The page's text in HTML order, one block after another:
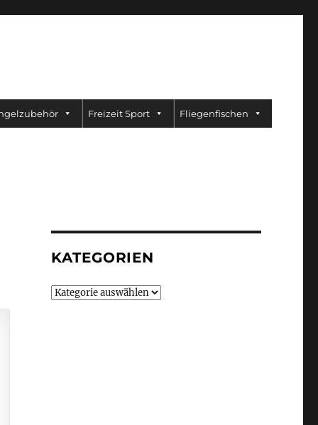
Freizeit Sport Fliegenfischen
KATEGORIEN
Kategorien